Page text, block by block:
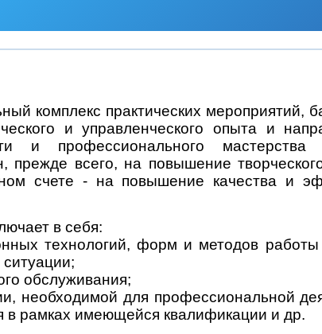
комплекс практических мероприятий,
и управленческого опыта и
и профессионального
прежде всего, на повышение
счете - на повышение качества и
в себя:
технологий, форм и методов
обслуживания;
необходимой для профессиональной
рамках имеющейся квалификации и др.